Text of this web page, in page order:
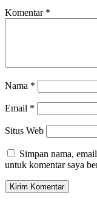
Komentar *
Nama *
Email *
Situs Web
Simpan nama,
untuk komentar saya